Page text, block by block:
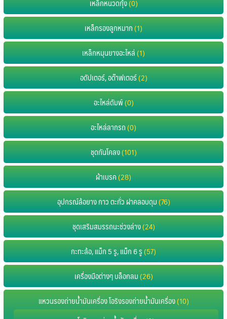
เหล็กหนวดกุ้ง(0)
เหล็กรองลูกหมาก(1)
เหล็กหมุนยางอะไหล่(1)
อดัปเตอร์, อด๊าฟเตอร์(2)
อะไหล่ดัมพ์(0)
อะไหล่ลากรถ(0)
ชุดกันโคลง(101)
ผ้าเบรค(28)
อุปกรณ์ล้อยาง กาว ตะกั่ว ฝาคลอบดุม(76)
ชุดเสริมสมรรถนะช่วงล่าง(24)
กะทะล้อ, แม็ก 5 รู, แม็ก 6 รู(57)
เครื่องมือต่างๆ บล็อกลม(26)
แหวนรองถ่ายน้ำมันเครื่อง โอริงรองถ่ายน้ำมันเครื่อง(10)